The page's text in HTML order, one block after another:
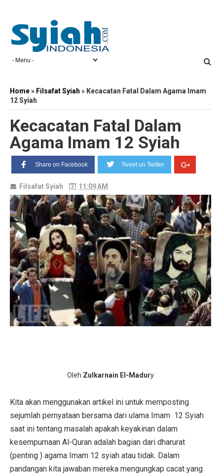
Home» Filsafat Syiah » Kecacatan Fatal Dalam Agama Imam
12 Syiah
Kecacatan Fatal Dalam
Agama Imam 12 Syiah
Share on Facebook Tweet on Twitter
Filsafat Syiah 11:09 AM
Oleh Zulkarnain El-Madury
Kita akan menggunakan artikel ini untuk memposting
sejumlah pernyataan bersama dari ulama Imam 12 Syiah
saat ini tentang masalah apakah keyakinan dalam
kesempurnaan Al-Quran adalah bagian dari dharurat
(penting ) agama Imam 12 syiah atau tidak. Dalam
pandangan kita jawaban mereka mengungkap cacat yang